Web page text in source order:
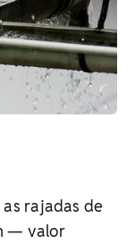
rajadas de
— valor